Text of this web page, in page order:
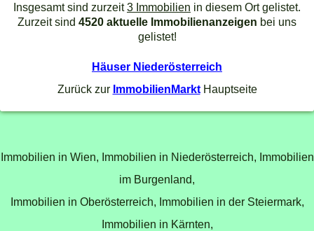
Insgesamt sind zurzeit3 Immobilien in diesem Ort gelistet.
Zurzeit sind 4520 aktuelle Immobilienanzeigen bei uns
gelistet!
Häuser Niederösterreich
Zurück zur ImmobilienMarktHauptseite
Immobilien in Wien, Immobilien in Niederösterreich, Immobilien
im Burgenland,
Immobilien in Oberösterreich, Immobilien in der Steiermark,
Immobilien in Kärnten,